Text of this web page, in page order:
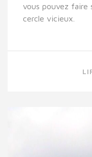
vous pouvez faire
cercle vicieux.